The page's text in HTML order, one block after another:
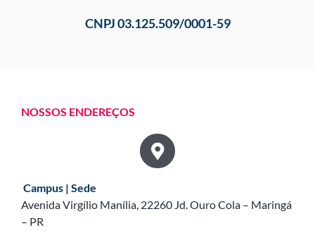
CNPJ 03.125.509/0001-59
NOSSOS ENDEREÇOS
Campus | Sede
Avenida Virgílio Manília, 22260 Jd. Ouro Cola – Maringá
– PR